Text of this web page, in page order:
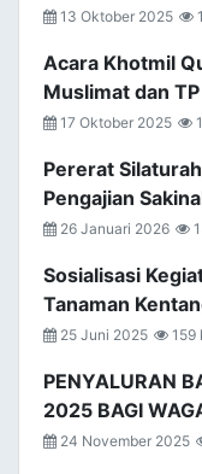
13 Oktober 2025
Acara Khotmil
Muslimat dan
17 Oktober 2025
Pererat
Pengajian
26 Januari 2026
Sosialisasi
Tanaman
25 Juni 2025 159
PENYALURAN
2025 BAGI
24 November 2025